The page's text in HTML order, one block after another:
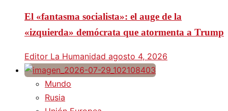
El «fantasma socialista»: el auge de la
«izquierda» demócrata que atormenta a Trump
Editor La Humanidad agosto 4, 2026
Mundo
Rusia